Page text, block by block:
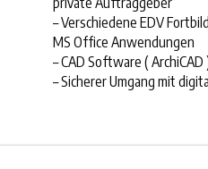
– Verschiedene EDV
MS Office Anwendungen
– CAD Software ( ArchiCAD
– Sicherer Umgang mit